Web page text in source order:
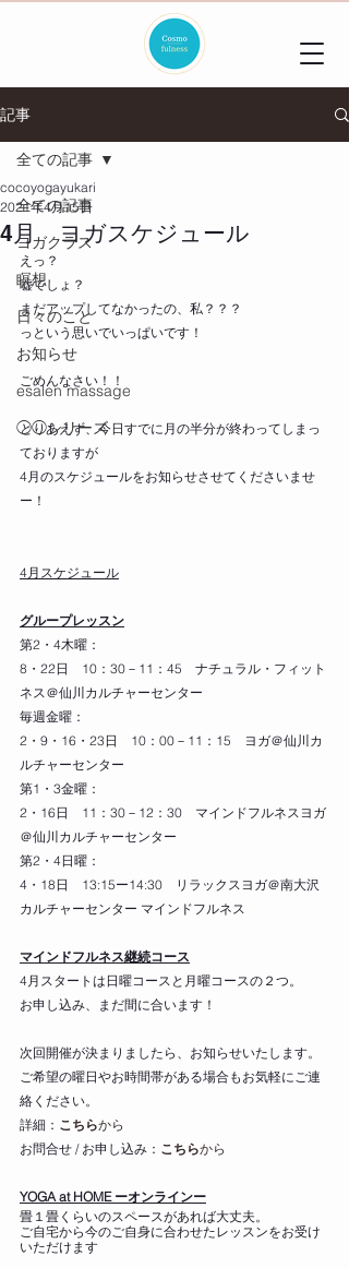
記事
全ての記事
ヨガクラス
瞑想
日々のこと
お知らせ
esalen massage
◯◯シリーズ
全ての記事
4月 ヨガスケジュール
cocoyogayukari
2021年4月15日
えっ？
嘘でしょ？
まだアップしてなかったの、私？？？
っという思いでいっぱいです！
ごめんなさい！！
とりあえず、今日すでに月の半分が終わってしまっ
ておりますが
4月のスケジュールをお知らせさせてくださいませ
ー！
4月スケジュール
グループレッスン
第2・4木曜：
8・22日　10：30－11：45　ナチュラル・フィット
ネス＠仙川カルチャーセンター
毎週金曜：
2・9・16・23日　10：00－11：15　ヨガ＠仙川カ
ルチャーセンター
第1・3金曜：
2・16日　11：30－12：30　マインドフルネスヨガ
＠仙川カルチャーセンター
第2・4日曜：
4・18日　13:15ー14:30　リラックスヨガ＠南大沢
カルチャーセンター マインドフルネス
マインドフルネス継続コース
4月スタートは日曜コースと月曜コースの２つ。
お申し込み、まだ間に合います！
次回開催が決まりましたら、お知らせいたします。
ご希望の曜日やお時間帯がある場合もお気軽にご連
絡ください。
詳細： こちらから
お問合せ / お申し込み： こちらから
YOGA at HOME ーオンラインー
畳１畳くらいのスペースがあれば大丈夫。
ご自宅から今のご自身に合わせたレッスンをお受け
いただけます